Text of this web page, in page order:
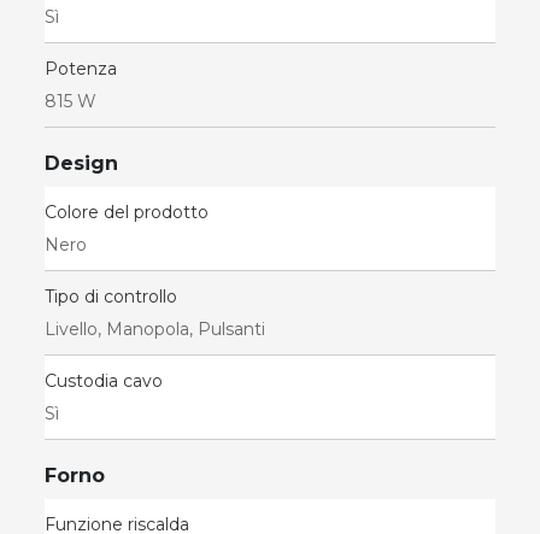
Sì
Potenza
815 W
Design
Colore del prodotto
Nero
Tipo di controllo
Livello, Manopola, Pulsanti
Custodia cavo
Sì
Forno
Funzione riscalda